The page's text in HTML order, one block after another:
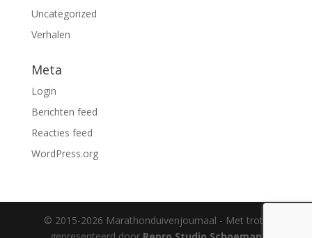
Uncategorized
Verhalen
Meta
Login
Berichten feed
Reacties feed
WordPress.org
© 2015-2026 Marathonduivenjournaal - Met trots